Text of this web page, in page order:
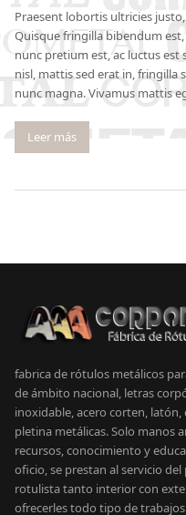
Praesent lobortis ultricies
Quisque fringilla bibendum
nunc pretium est, ac luctus
nisl, mattis sed erat in, fringilla
nunc magna. Vivamus mattis
Leer más
fabrica de rótulos metálicos
de ámbito nacional, letras
inoxidable, acero corten, latón,
pletina metálicas. Solo manos
recursos, conocimiento y
oficio, se prestan al servicio
rotulista tanto interior con
ofrecerles todo tipo de